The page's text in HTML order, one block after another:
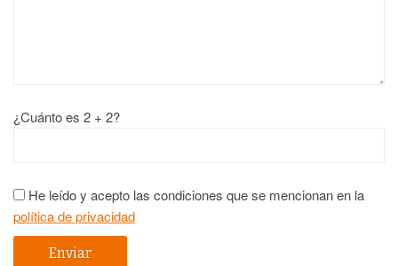
¿Cuánto es 2 + 2?
He leído y acepto las condiciones que se mencionan en la
política de privacidad